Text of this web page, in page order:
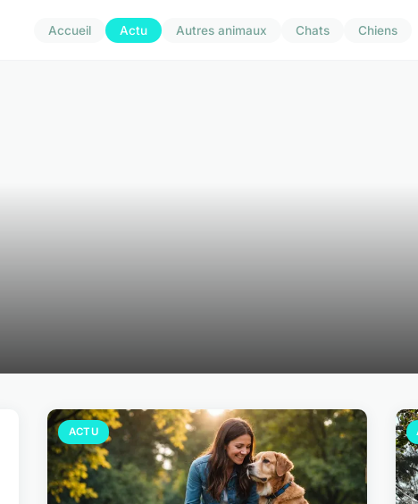
Accueil Actu Autres animaux Chats Chiens
ACTU